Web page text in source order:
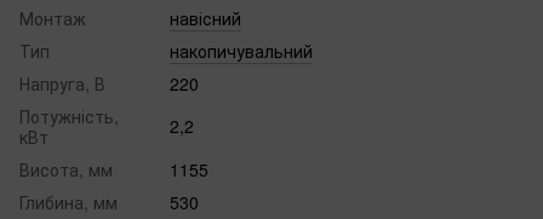
Монтаж
навісний
Тип
накопичувальний
Напруга, В
220
Потужність,
кВт
2,2
Висота, мм
1155
Глибина, мм
530